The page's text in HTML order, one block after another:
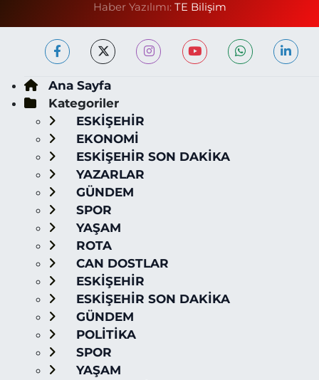
Haber Yazılımı: TE Bilişim
Ana Sayfa
Kategoriler
ESKİŞEHİR
EKONOMİ
ESKİŞEHİR SON DAKİKA
YAZARLAR
GÜNDEM
SPOR
YAŞAM
ROTA
CAN DOSTLAR
ESKİŞEHİR
ESKİŞEHİR SON DAKİKA
GÜNDEM
POLİTİKA
SPOR
YAŞAM